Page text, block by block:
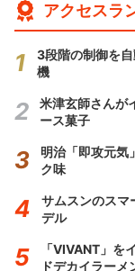
アクセスラ
3段階の制御を
機
米津玄師さんが
ース菓子
明治「即攻元
ク味
サムスンのス
デル
「VIVANT」
ドデカイラーメ